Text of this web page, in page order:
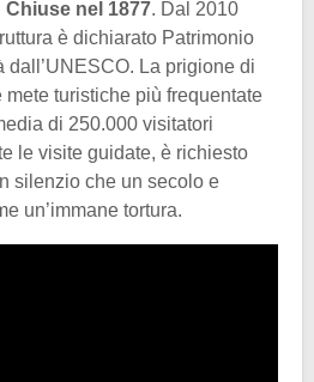
Chiuse nel 1877. Dal 2010
è dichiarato Patrimonio
dall’UNESCO. La prigione di
mete turistiche più frequentate
di 250.000 visitatori
le visite guidate, è richiesto
silenzio che un secolo e
un’immane tortura.